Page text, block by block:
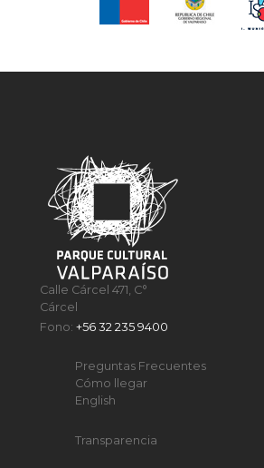
Calle Cárcel 471, C°
Cárcel
Fono:+56 32 235 9400
Preguntas Frecuentes
Cómo llegar
English
Transparencia